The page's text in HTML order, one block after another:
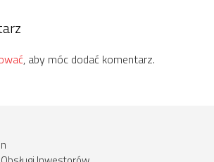
, aby móc dodać komentarz.